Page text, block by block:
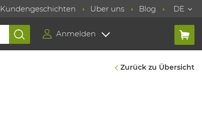
Kundengeschichten Uber uns Blog DE
Anmelden
Zurück zu Übersicht